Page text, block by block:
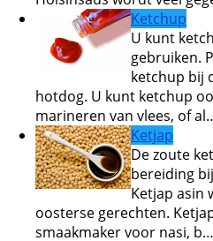
Ketchup
U kunt
gebruiken.
ketchup bij
hotdog. U kunt ketchup
marineren van vlees, of
Ketjap
De zoute
bereiding
Ketjap asin
oosterse gerechten.
smaakmaker voor nasi, b…